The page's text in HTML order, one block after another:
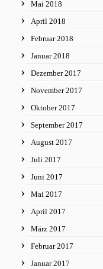
Mai 2018
April 2018
Februar 2018
Januar 2018
Dezember 2017
November 2017
Oktober 2017
September 2017
August 2017
Juli 2017
Juni 2017
Mai 2017
April 2017
März 2017
Februar 2017
Januar 2017